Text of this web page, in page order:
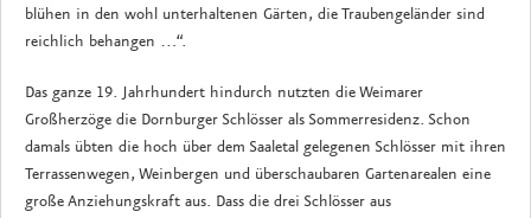
blühen in den wohl unterhaltenen Gärten, die Traubengeländer sind
reichlich behangen …“.
Das ganze 19. Jahrhundert hindurch nutzten die Weimarer
Großherzöge die Dornburger Schlösser als Sommerresidenz. Schon
damals übten die hoch über dem Saaletal gelegenen Schlösser mit ihren
Terrassenwegen, Weinbergen und überschaubaren Gartenarealen eine
große Anziehungskraft aus. Dass die drei Schlösser aus